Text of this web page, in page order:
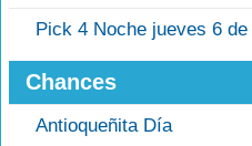
Pick 4 Noche jueves 6
Chances
Antioqueñita Día